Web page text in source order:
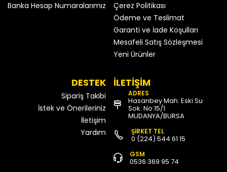
Banka Hesap Numaralarımız
Çerez Politikası
Ödeme ve Teslimat
Garanti ve İade Koşulları
Mesafeli Satış Sözleşmesi
Yeni Ürünler
DESTEK
Sipariş Takibi
İstek ve Önerileriniz
İletişim
Yardım
İLETİŞİM
ADRES
Hasanbey Mah. Eski Su
Sok. No:15/1
MUDANYA/BURSA
ŞİRKET TEL
0 (224) 544 61 15
GSM
0536 369 95 74